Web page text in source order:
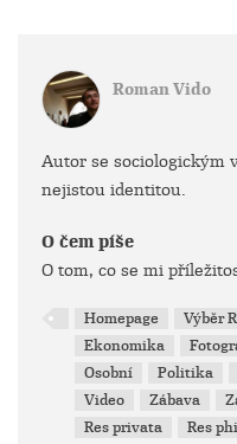
Roman Vido
Autor se sociologickým
nejistou identitou.
O čem píše
O tom, co se mi
Homepage Výběr
Ekonomika
Osobní
Politika
Video
Zábava
Res privata
Res